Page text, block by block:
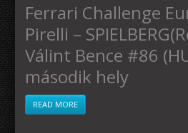
Ferrari Challenge
Pirelli –
Válint Bence #86
második hely
READ MORE